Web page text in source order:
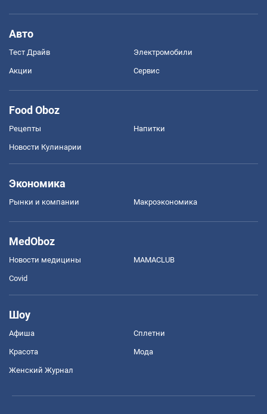
Авто
Тест Драйв Электромобили
Акции Сервис
Food Oboz
Рецепты Напитки
Новости Кулинарии
Экономика
Рынки и компании Mакроэкономика
MedOboz
Новости медицины MAMACLUB
Covid
Шоу
Афиша Сплетни
Красота Мода
Женский Журнал